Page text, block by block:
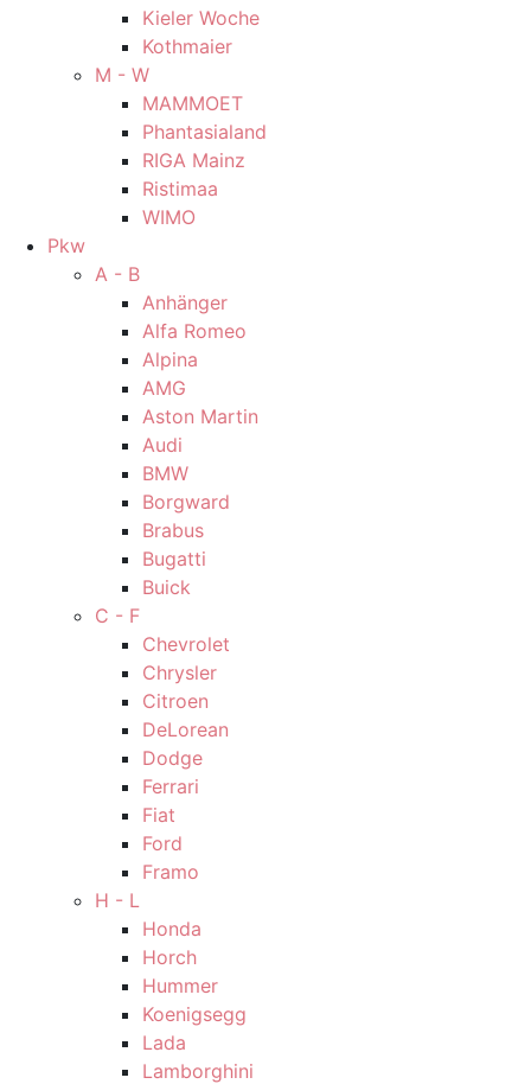
Kieler Woche
Kothmaier
M - W
MAMMOET
Phantasialand
RIGA Mainz
Ristimaa
WIMO
Pkw
A - B
Anhänger
Alfa Romeo
Alpina
AMG
Aston Martin
Audi
BMW
Borgward
Brabus
Bugatti
Buick
C - F
Chevrolet
Chrysler
Citroen
DeLorean
Dodge
Ferrari
Fiat
Ford
Framo
H - L
Honda
Horch
Hummer
Koenigsegg
Lada
Lamborghini